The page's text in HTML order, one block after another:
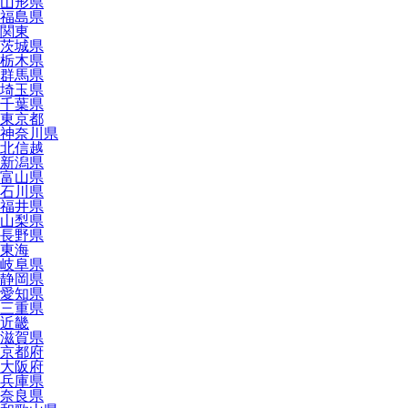
福島県
関東
茨城県
栃木県
群馬県
埼玉県
千葉県
東京都
神奈川県
北信越
新潟県
富山県
石川県
福井県
山梨県
長野県
東海
岐阜県
静岡県
愛知県
三重県
近畿
滋賀県
京都府
大阪府
兵庫県
奈良県